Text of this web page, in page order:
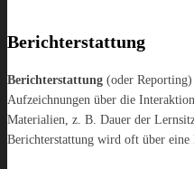
Berichterstattung
Berichterstattung (oder
Aufzeichnungen über die
Materialien, z. B. Dauer der
Berichterstattung wird oft über